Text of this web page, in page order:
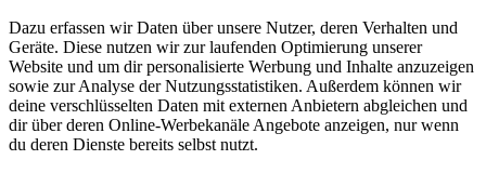
Dazu erfassen wir Daten über unsere Nutzer, deren Verhalten und
Geräte. Diese nutzen wir zur laufenden Optimierung unserer
Website und um dir personalisierte Werbung und Inhalte anzuzeigen
sowie zur Analyse der Nutzungsstatistiken. Außerdem können wir
deine verschlüsselten Daten mit externen Anbietern abgleichen und
dir über deren Online-Werbekanäle Angebote anzeigen, nur wenn
du deren Dienste bereits selbst nutzt.